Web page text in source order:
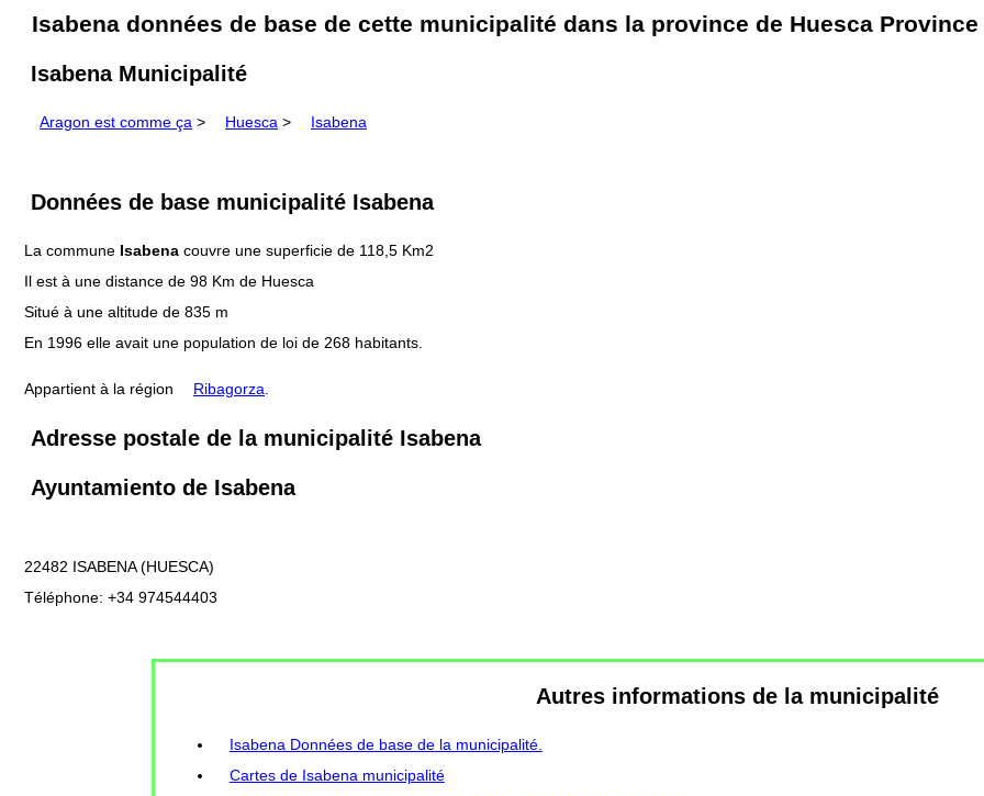
Isabena données de base de cette municipalité dans la province de Huesca
Isabena Municipalité
Aragon est comme ça > Huesca > Isabena
Données de base municipalité Isabena
La commune Isabena couvre une superficie de 118,5 Km2
Il est à une distance de 98 Km de Huesca
Situé à une altitude de 835 m
En 1996 elle avait une population de loi de 268 habitants.
Appartient à la région Ribagorza.
Adresse postale de la municipalité Isabena
Ayuntamiento de Isabena
22482 ISABENA (HUESCA)
Téléphone: +34 974544403
Autres informations de la municipalité
Isabena Données de base de la municipalité.
Cartes de Isabena municipalité